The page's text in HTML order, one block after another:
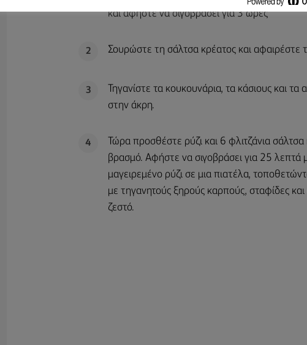
και αφήστε να σιγοβράσει για 3 ώρες
2 Σουρώστε τη σάλτσα κρέατος και αφαιρέστε
3
Τηγανίστε τα κουκουνάρια, τα κάσιους και
στην άκρη.
4
Τώρα προσθέστε ρύζι και 6 φλιτζάνια
βρασμό. Αφήστε να σιγοβράσει για 25
μαγειρεμένο ρύζι σε μια πιατέλα,
με τηγανητούς ξηρούς καρπούς, σταφίδες και
ζεστό.